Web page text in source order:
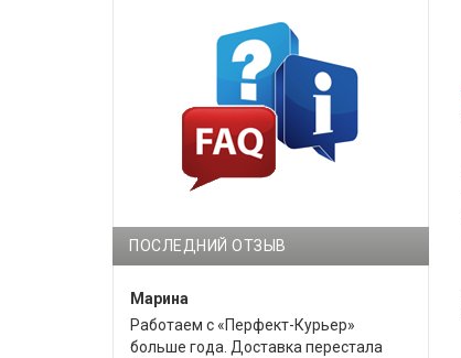
ПОСЛЕДНИЙ ОТЗЫВ
Марина
Работаем с «Перфект-Курьер»
больше года. Доставка перестала